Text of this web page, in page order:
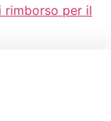
rimborso per il